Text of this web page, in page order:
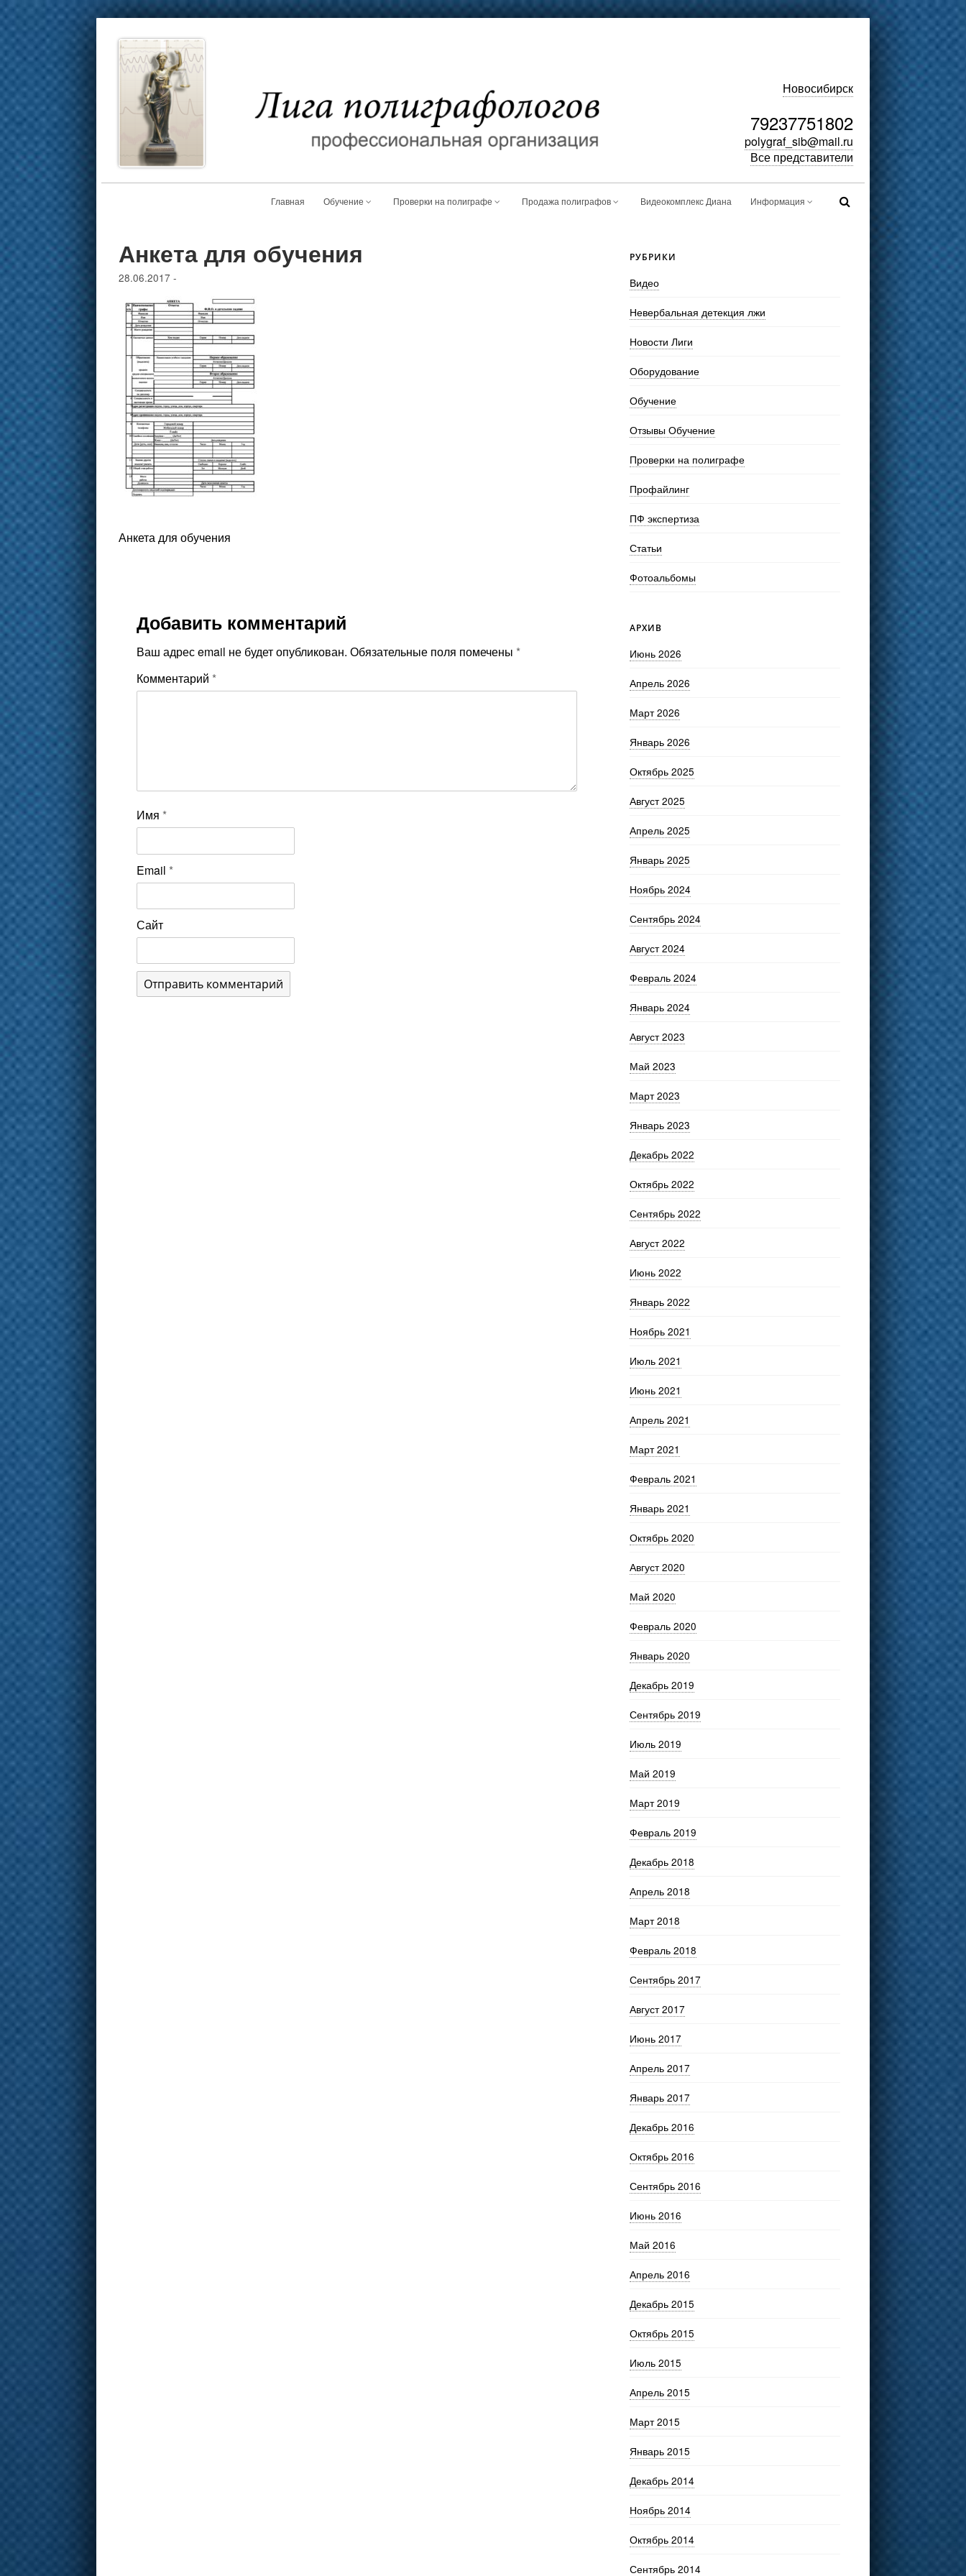
Новосибирск
79237751802
polygraf_sib@mail.ru
Все представители
Главная Обучение Проверки на полиграфе Продажа полиграфов Видеокомплекс Диана Информация
Анкета для обучения
28.06.2017 -
Анкета для обучения
Добавить комментарий
Ваш адрес email не будет опубликован. Обязательные поля помечены *
Комментарий *
Имя *
Email *
Сайт
РУБРИКИ
Видео
Невербальная детекция лжи
Новости Лиги
Оборудование
Обучение
Отзывы Обучение
Проверки на полиграфе
Профайлинг
ПФ экспертиза
Статьи
Фотоальбомы
АРХИВ
Июнь 2026
Апрель 2026
Март 2026
Январь 2026
Октябрь 2025
Август 2025
Апрель 2025
Январь 2025
Ноябрь 2024
Сентябрь 2024
Август 2024
Февраль 2024
Январь 2024
Август 2023
Май 2023
Март 2023
Январь 2023
Декабрь 2022
Октябрь 2022
Сентябрь 2022
Август 2022
Июнь 2022
Январь 2022
Ноябрь 2021
Июль 2021
Июнь 2021
Апрель 2021
Март 2021
Февраль 2021
Январь 2021
Октябрь 2020
Август 2020
Май 2020
Февраль 2020
Январь 2020
Декабрь 2019
Сентябрь 2019
Июль 2019
Май 2019
Март 2019
Февраль 2019
Декабрь 2018
Апрель 2018
Март 2018
Февраль 2018
Сентябрь 2017
Август 2017
Июнь 2017
Апрель 2017
Январь 2017
Декабрь 2016
Октябрь 2016
Сентябрь 2016
Июнь 2016
Май 2016
Апрель 2016
Декабрь 2015
Октябрь 2015
Июль 2015
Апрель 2015
Март 2015
Январь 2015
Декабрь 2014
Ноябрь 2014
Октябрь 2014
Сентябрь 2014